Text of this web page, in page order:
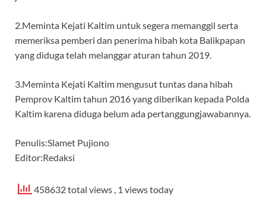
2.Meminta Kejati Kaltim untuk segera memanggil serta
memeriksa pemberi dan penerima hibah kota Balikpapan
yang diduga telah melanggar aturan tahun 2019.
3.Meminta Kejati Kaltim mengusut tuntas dana hibah
Pemprov Kaltim tahun 2016 yang diberikan kepada Polda
Kaltim karena diduga belum ada pertanggungjawabannya.
Penulis:Slamet Pujiono
Editor:Redaksi
458632 total views , 1 views today